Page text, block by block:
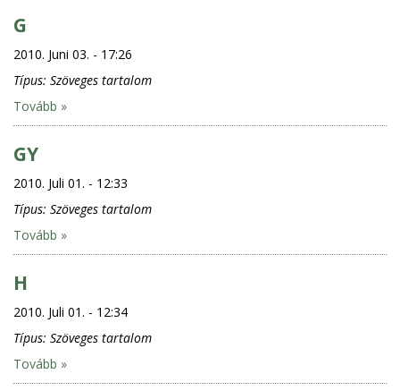
G
2010. Juni 03. - 17:26
Típus: Szöveges tartalom
Tovább »
GY
2010. Juli 01. - 12:33
Típus: Szöveges tartalom
Tovább »
H
2010. Juli 01. - 12:34
Típus: Szöveges tartalom
Tovább »